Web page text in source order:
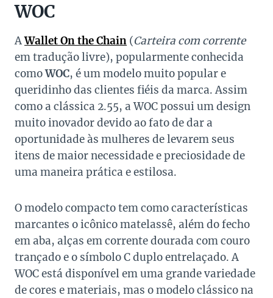
WOC
AWallet On the Chain (Carteira com corrente
em tradução livre), popularmente conhecida
comoWOC, é um modelo muito popular e
queridinho das clientes fiéis da marca. Assim
como a clássica 2.55, a WOC possui um design
muito inovador devido ao fato de dar a
oportunidade às mulheres de levarem seus
itens de maior necessidade e preciosidade de
uma maneira prática e estilosa.
O modelo compacto tem como características
marcantes o icônico matelassê, além do fecho
em aba, alças em corrente dourada com couro
trançado e o símbolo C duplo entrelaçado. A
WOC está disponível em uma grande variedade
de cores e materiais, mas o modelo clássico na